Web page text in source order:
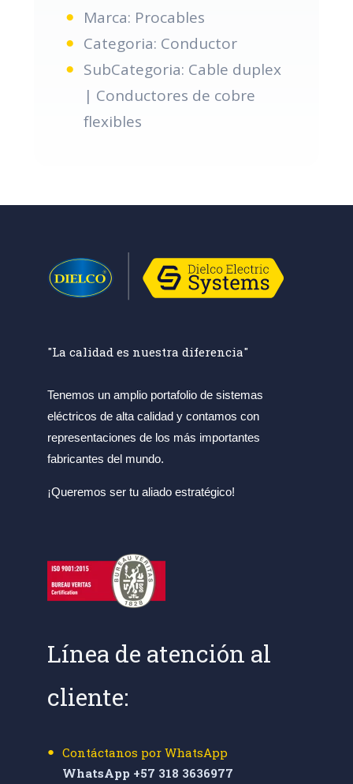
Marca: Procables
Categoria: Conductor
SubCategoria: Cable duplex
| Conductores de cobre
flexibles
"La calidad es nuestra diferencia"
Tenemos un amplio portafolio de sistemas
eléctricos de alta calidad y contamos con
representaciones de los más importantes
fabricantes del mundo.
¡Queremos ser tu aliado estratégico!
Línea de atención al
cliente:
Contáctanos por WhatsApp
WhatsApp +57 318 3636977